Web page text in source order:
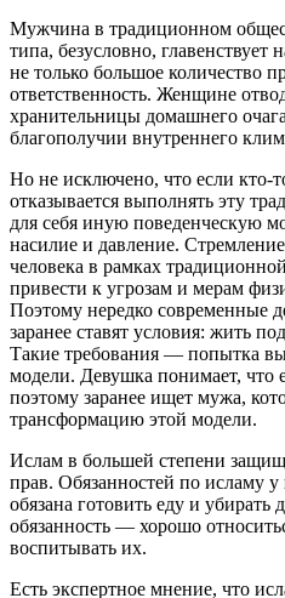
Мужчина в традиционном
типа, безусловно,
не только большое количество
ответственность. Женщине
хранительницы домашнего
благополучии внутреннего
Но не исключено, что если кто-
отказывается выполнять эту
для себя иную поведенческую
насилие и давление.
человека в рамках
привести к угрозам и мерам
Поэтому нередко современные
заранее ставят условия: жить
Такие требования — попытка
модели. Девушка понимает, что
поэтому заранее ищет мужа,
трансформацию этой модели.
Ислам в большей степени
прав. Обязанностей по исламу
обязана готовить еду и убирать
обязанность — хорошо
воспитывать их.
Есть экспертное мнение, что